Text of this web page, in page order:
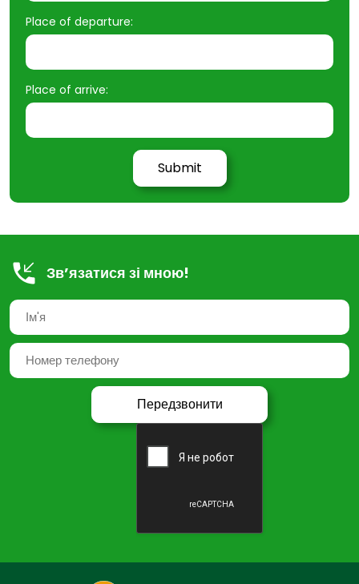
Place of departure:
Place of arrive:
Зв’язатися зі мною!